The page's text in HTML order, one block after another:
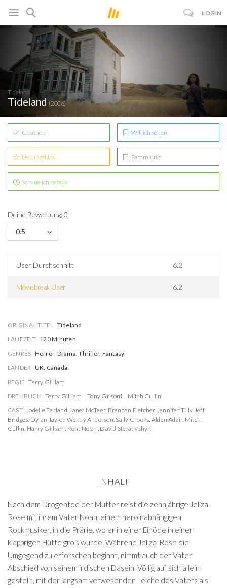
LOGIN
Tideland
Tideland (2006)
Gesehen Will ich sehen
Lieblingsfilm Sammlung
Schaue ich gerade
Deine Bewertung: 0
0.5
User Durchschnitt 6.2
Moviebreak User 6.2
ORIGINAL TITEL Tideland
LAUFZEIT 120 Minuten
GENRES Horror, Drama, Thriller, Fantasy
LÄNDER UK, Canada
REGIE Terry Gilliam
DREHBUCH Terry Gilliam Tony Grisoni
Mitch Cullin
CAST Jodelle Ferland,Janet McTeer, Brendan Fletcher,Jennifer Tilly, Jeff
Bridges, Dylan Taylor, Wendy Anderson, Sally Crooks, Alden Adair, Mitch
Cullin, Harry Gilliam, Kent Nolan, David Stefanyshyn
INHALT
Nach dem Drogentod der Mutter reist die zehnjährige Jeliza-
Rose mit ihrem Vater Noah, einem heroinabhängigen
Rockmusiker, in die Prärie, wo er in einer Einöde in einer
klapprigen Hütte groß wurde. Während Jeliza-Rose die
Umgegend zu erforschen beginnt, nimmt auch der Vater
Abschied von seinem irdischen Dasein. Völlig auf sich allein
gestellt, mit der langsam verwesenden Leiche des Vaters als